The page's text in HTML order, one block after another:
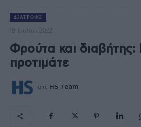
ΔΙΑΤΡΟΦΉ
18 Ιουλίου 2022
Φρούτα και διαβήτης:
προτιμάτε
από HS Team